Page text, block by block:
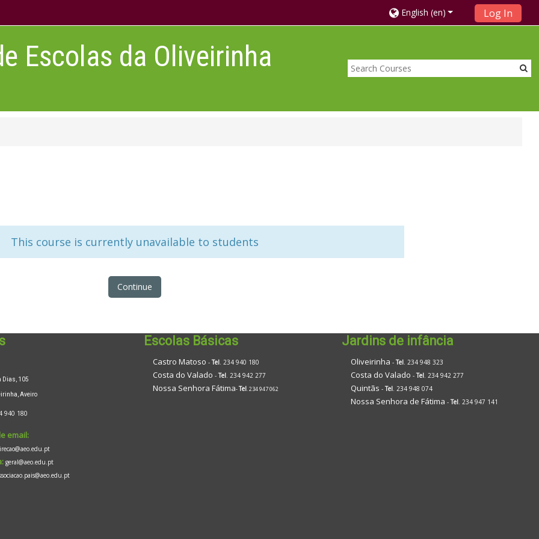
English ‎(en)‎ Log In
Escolas da Oliveirinha
This course is currently unavailable to students
Continue
105
Aveiro
940 180
email:
geral@aeo.edu.pt
Escolas Básicas
Castro Matoso - Tel. 234 940 180
Costa do Valado - Tel. 234 942 277
Nossa Senhora Fátima-Tel. 234 947 062
Jardins de infância
Oliveirinha -Tel. 234 948 323
Costa do Valado -Tel. 234 942 277
Quintãs -Tel. 234 948 074
Nossa Senhora de Fátima -Tel. 234 947 141